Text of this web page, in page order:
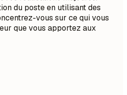
du poste en utilisant des
vous sur ce qui vous
que vous apportez aux